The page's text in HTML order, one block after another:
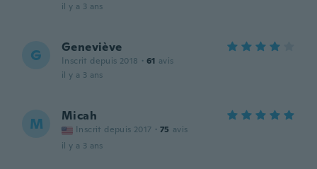
il y a 3 ans
G Geneviève
Inscrit depuis 2018 · 61 avis
il y a 3 ans
M Micah
Inscrit depuis 2017 · 75 avis
il y a 3 ans